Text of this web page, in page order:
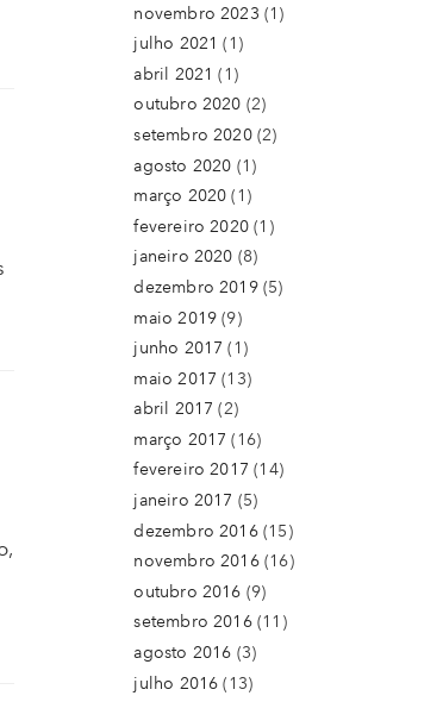
novembro 2023 (1)
julho 2021 (1)
abril 2021 (1)
outubro 2020 (2)
setembro 2020(2)
agosto 2020 (1)
março 2020 (1)
fevereiro 2020(1)
janeiro 2020 (8)
dezembro 2019(5)
maio 2019 (9)
junho 2017 (1)
maio 2017 (13)
abril 2017 (2)
março 2017 (16)
fevereiro 2017 (14)
janeiro 2017 (5)
dezembro 2016(15)
novembro 2016(16)
outubro 2016 (9)
setembro 2016(11)
agosto 2016 (3)
julho 2016 (13)